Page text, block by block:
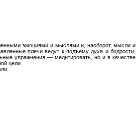
эмоциями и мыслями и, наоборот, мысли и
плечи ведут к подъему духа и бодрости,
упражнения — медитировать, но и в качестве
цели.